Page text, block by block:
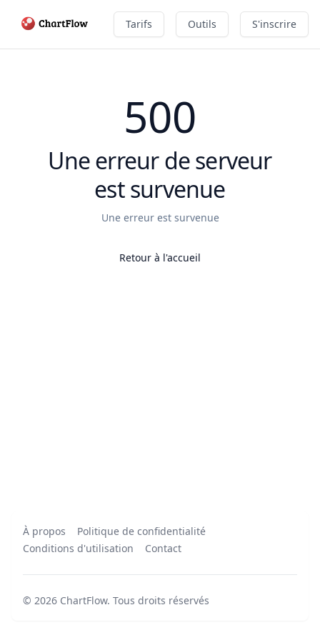
Tarifs Outils S'inscrire
500
Une erreur de serveur
est survenue
Une erreur est survenue
Retour à l'accueil
À propos
Politique de confidentialité
Conditions d'utilisation
Contact
© 2026 ChartFlow. Tous droits réservés